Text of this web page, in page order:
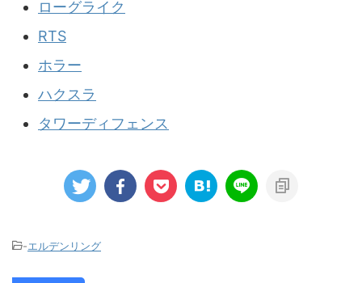
ローグライク
RTS
ホラー
ハクスラ
タワーディフェンス
-エルデンリング